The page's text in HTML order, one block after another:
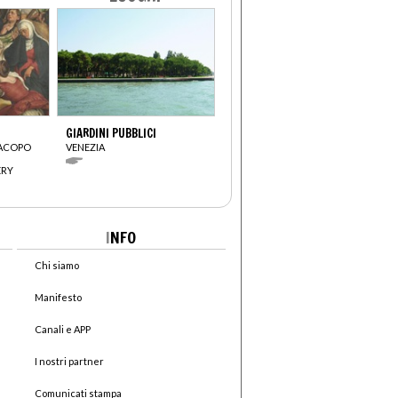
GIARDINI PUBBLICI
VENEZIA
INFO
Chi siamo
Manifesto
Canali e APP
I nostri partner
Comunicati stampa